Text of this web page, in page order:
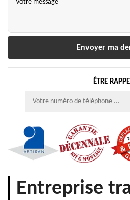
ÊTRE
Entreprise